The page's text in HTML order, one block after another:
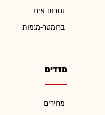
נגזרות אירו
ברומטר-מגמות
מדדים
מחירים